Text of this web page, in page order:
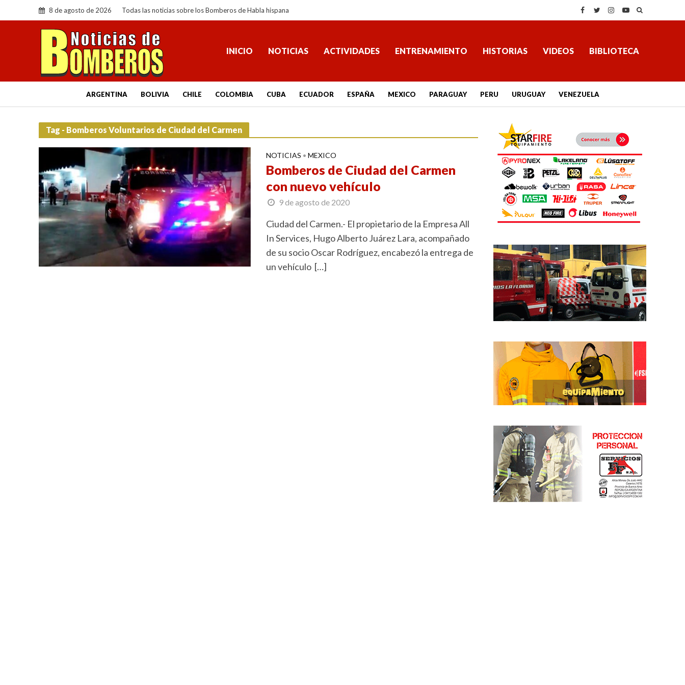
8 de agosto de 2026 Todas las noticias sobre los Bomberos de Habla hispana
INICIO NOTICIAS ACTIVIDADES ENTRENAMIENTO HISTORIAS VIDEOS BIBLIOTECA
ARGENTINA BOLIVIA CHILE COLOMBIA CUBA ECUADOR ESPAÑA MEXICO PARAGUAY PERU URUGUAY VENEZUELA
Tag - Bomberos Voluntarios de Ciudad del Carmen
NOTICIAS • MEXICO
Bomberos de Ciudad del Carmen
con nuevo vehículo
9 de agosto de 2020
Ciudad del Carmen.- El propietario de la Empresa All
In Services, Hugo Alberto Juárez Lara, acompañado
de su socio Oscar Rodríguez, encabezó la entrega de
un vehículo […]